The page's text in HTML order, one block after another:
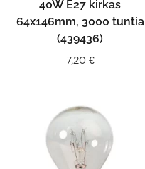
40W E27 kirkas
64x146mm, 3000 tuntia
(439436)
7,20 €